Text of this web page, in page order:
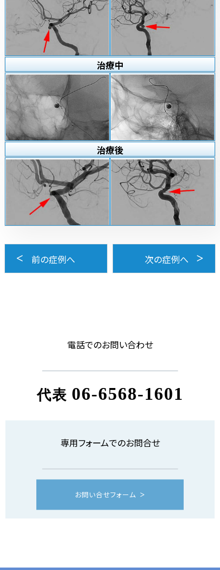
治療中
治療後
前の症例へ 次の症例へ
電話でのお問い合わせ
代表 06-6568-1601
専用フォームでのお問合せ
お問い合せフォーム